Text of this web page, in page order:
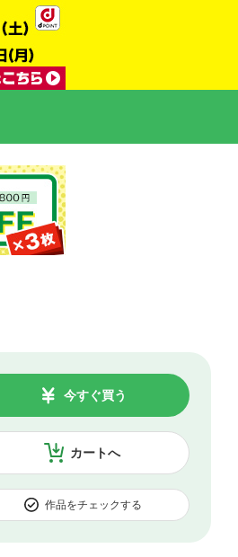
カートへ
今すぐ買う
作品をチェックする